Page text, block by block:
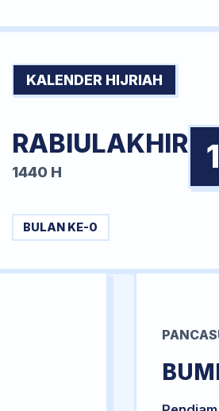
KALENDER HIJRIAH
RABIULAKHIR
1440 H
BULAN KE-0